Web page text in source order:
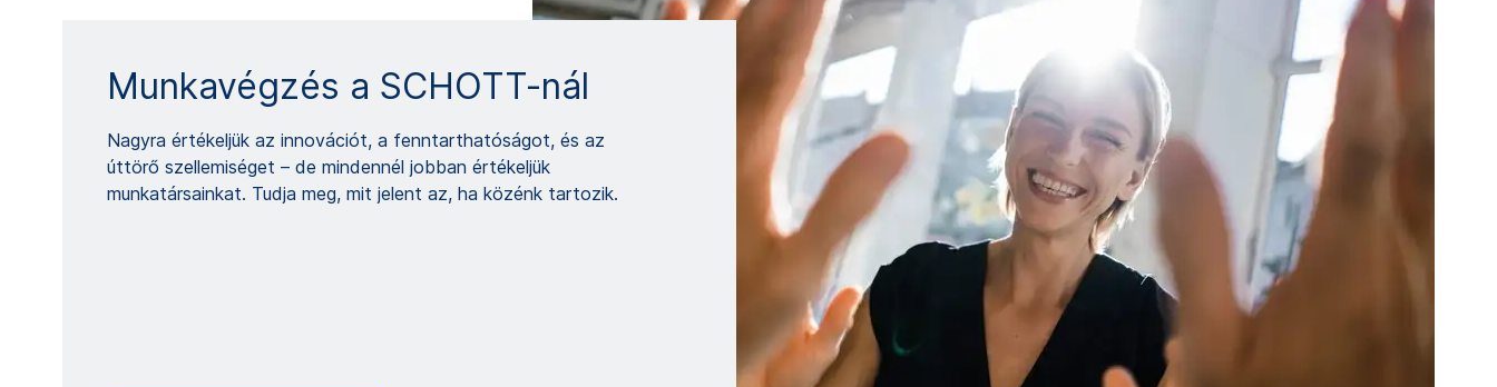
Munkavégzés a SCHOTT-nál
Nagyra értékeljük az innovációt, a fenntarthatóságot, és az
úttörő szellemiséget – de mindennél jobban értékeljük
munkatársainkat. Tudja meg, mit jelent az, ha közénk tartozik.